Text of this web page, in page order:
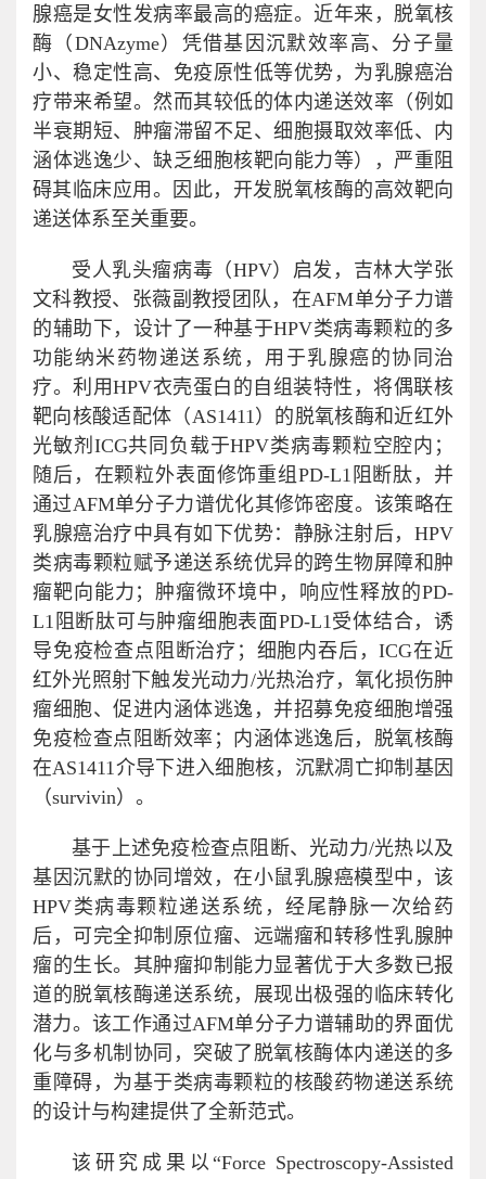
腺癌是女性发病率最高的癌症。近年来，脱氧核
酶（DNAzyme）凭借基因沉默效率高、分子量
小、稳定性高、免疫原性低等优势，为乳腺癌治
疗带来希望。然而其较低的体内递送效率（例如
半衰期短、肿瘤滞留不足、细胞摄取效率低、内
涵体逃逸少、缺乏细胞核靶向能力等），严重阻
碍其临床应用。因此，开发‌脱氧核酶的高效靶向
递送体系至关重要。
受人乳头瘤病毒（HPV）启发，吉林大学张
文科教授、张薇副教授团队，在AFM单分子力谱
的辅助下，设计了一种基于HPV类病毒颗粒的多
功能纳米药物递送系统，用于乳腺癌的协同治
疗。利用HPV衣壳蛋白的自组装特性，将偶联核
靶向核酸适配体（AS1411）的脱氧核酶和近红外
光敏剂ICG共同负载于HPV类病毒颗粒空腔内；
随后，在颗粒外表面修饰重组PD-L1阻断肽，并
通过AFM单分子力谱优化其修饰密度。该策略在
乳腺癌治疗中具有如下优势：静脉注射后，HPV
类病毒颗粒赋予递送系统优异的跨生物屏障和肿
瘤靶向能力；肿瘤微环境中，响应性释放的PD-
L1阻断肽可与肿瘤细胞表面PD-L1受体结合，诱
导免疫检查点阻断治疗；细胞内吞后，ICG在近
红外光照射下触发光动力/光热治疗，氧化损伤肿
瘤细胞、促进内涵体逃逸，并招募免疫细胞增强
免疫检查点阻断效率；内涵体逃逸后，脱氧核酶
在AS1411介导下进入细胞核，沉默凋亡抑制基因
（survivin）。
基于上述免疫检查点阻断、光动力/光热以及
基因沉默的协同增效，在小鼠乳腺癌模型中，该
HPV类病毒颗粒递送系统，经尾静脉一次给药
后，可完全抑制原位瘤、远端瘤和转移性乳腺肿
瘤的生长。其肿瘤抑制能力显著优于大多数已报
道的脱氧核酶递送系统，展现出极强的临床转化
潜力。该工作通过AFM单分子力谱辅助的界面优
化与多机制协同，突破了脱氧核酶体内递送的多
重障碍，为基于类病毒颗粒的核酸药物递送系统
的设计与构建提供了全新范式。
该研究成果以“Force Spectroscopy-Assisted